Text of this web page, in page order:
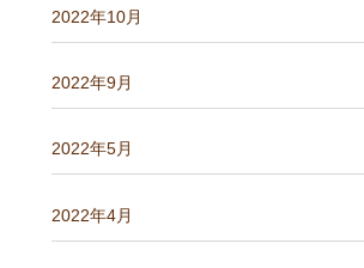
2022年10月
2022年9月
2022年5月
2022年4月